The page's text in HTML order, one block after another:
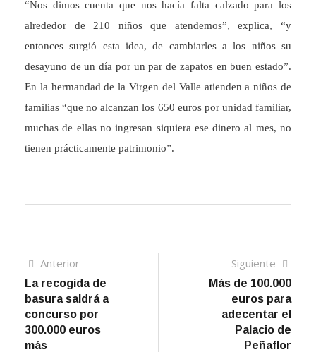
“Nos dimos cuenta que nos hacía falta calzado para los
alrededor de 210 niños que atendemos”, explica, “y
entonces surgió esta idea, de cambiarles a los niños su
desayuno de un día por un par de zapatos en buen estado”.
En la hermandad de la Virgen del Valle atienden a niños de
familias “que no alcanzan los 650 euros por unidad familiar,
muchas de ellas no ingresan siquiera ese dinero al mes, no
tienen prácticamente patrimonio”.
Navegación
de
entradas
AnteriorArtículo
anterior
La recogida de
basura saldrá a
concurso por
300.000 euros
más
Siguiente
Más de 100.000
euros para
adecentar el
Palacio de
Peñaflor